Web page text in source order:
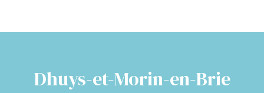
Dhuys-et-Morin-en-Brie